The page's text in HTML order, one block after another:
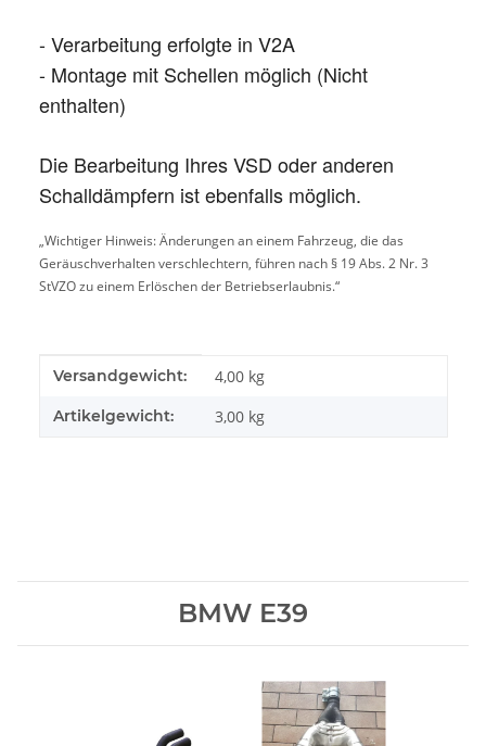
- Verarbeitung erfolgte in V2A
- Montage mit Schellen möglich (Nicht
enthalten)
Die Bearbeitung Ihres VSD oder anderen
Schalldämpfern ist ebenfalls möglich.
„Wichtiger Hinweis: Änderungen an einem Fahrzeug, die das
Geräuschverhalten verschlechtern, führen nach § 19 Abs. 2 Nr. 3
StVZO zu einem Erlöschen der Betriebserlaubnis.“
Produkteigenschaft
Wert
Versandgewicht: 4,00 kg
Artikelgewicht: 3,00 kg
BMW E39